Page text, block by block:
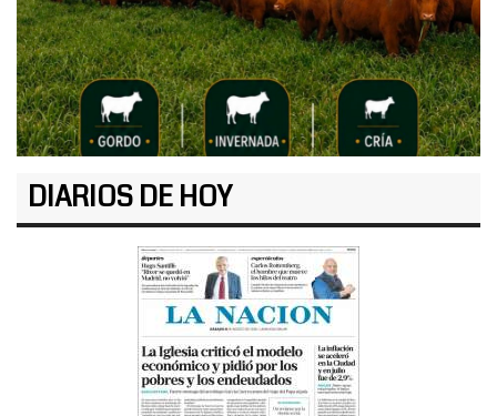
DIARIOS DE HOY